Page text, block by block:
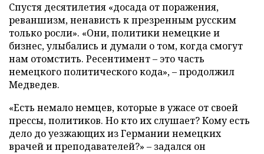
Спустя десятилетия «досада от поражения,
реваншизм, ненависть к презренным русским
только росли». «Они, политики немецкие и
бизнес, улыбались и думали о том, когда смогут
нам отомстить. Ресентимент – это часть
немецкого политического кода», – продолжил
Медведев.
«Есть немало немцев, которые в ужасе от своей
прессы, политиков. Но кто их слушает? Кому есть
дело до уезжающих из Германии немецких
врачей и преподавателей?» – задался он